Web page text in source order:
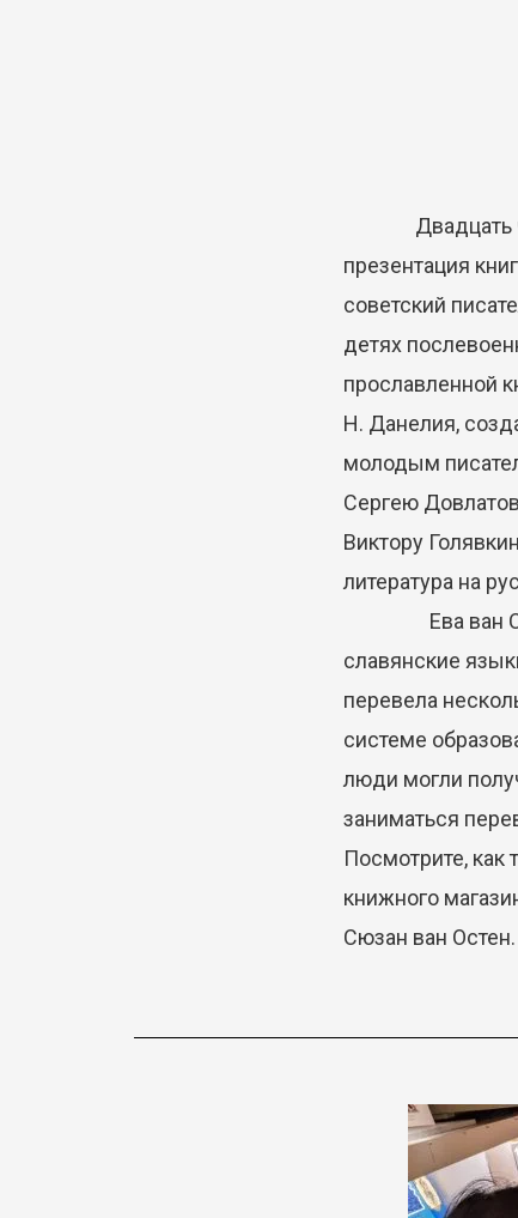
Двадцать
презентация
советский
детях
прославленной
Н. Данелия,
молодым
Сергею
Виктору
литература на
Ева ван
славянские
перевела
системе
люди могли
заниматься
Посмотрите, как
книжного
Сюзан ван Остен.